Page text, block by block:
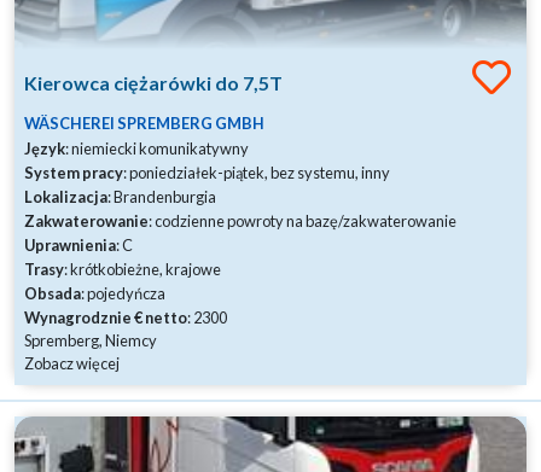
Kierowca ciężarówki do 7,5T
WÄSCHEREI SPREMBERG GMBH
Język: niemiecki komunikatywny
System pracy: poniedziałek-piątek, bez systemu, inny
Lokalizacja: Brandenburgia
Zakwaterowanie: codzienne powroty na bazę/zakwaterowanie
Uprawnienia: C
Trasy: krótkobieżne, krajowe
Obsada: pojedyńcza
Wynagrodznie € netto: 2300
Spremberg, Niemcy
Zobacz więcej